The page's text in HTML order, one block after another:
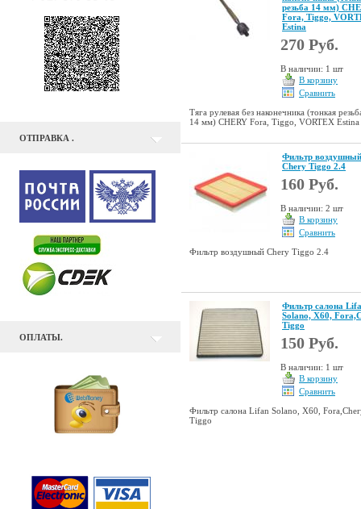
ОТПРАВКА .
ОПЛАТЫ.
резьба 14 мм)
Fora, Tiggo,
Estina
270 Руб.
В наличии: 1 шт
В корзину
Сравнить
Тяга рулевая без наконечника (тонкая
14 мм) CHERY Fora, Tiggo, VORTEX Estina
Фильтр воздушный
Chery Tiggo 2.4
160 Руб.
В наличии: 2 шт
В корзину
Сравнить
Фильтр воздушный Chery Tiggo 2.4
Фильтр салона
Sоlano, X60,
Tiggo
150 Руб.
В наличии: 1 шт
В корзину
Сравнить
Фильтр салона Lifan Sоlano, X60,
Tiggo